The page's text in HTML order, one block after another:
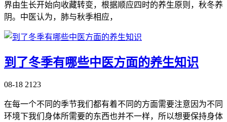
界由生长开始向收藏转变，根据顺应四时的养生原则，秋冬养
阴。中医认为，肺与秋季相应，
到了冬季有哪些中医方面的养生知识
08-18 2123
在每一个不同的季节我们都有着不同的方面需要注意因为不同
环境下我们身体所需要的东西也并不一样，所以想要保持身体